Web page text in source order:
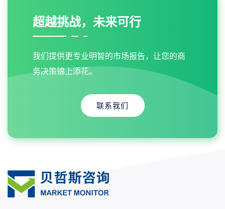
超越挑战，未来可行
我们提供更专业明智的市场报告，让您的商
务决策锦上添花。
联系我们